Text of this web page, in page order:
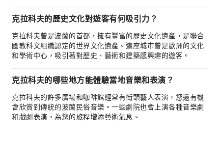
克拉科夫的歷史文化對遊客有何吸引力？
克拉科夫曾是波蘭的首都，擁有豐富的歷史文化遺產，是聯合
國教科文組織認定的世界文化遺產。這座城市曾是歐洲的文化
和學術中心，吸引著對歷史、藝術和建築感興趣的遊客。
克拉科夫的哪些地方能體驗當地音樂和表演？
克拉科夫的許多廣場和咖啡館經常有街頭藝人表演，您還有機
會欣賞到傳統的波蘭民俗音樂。一些劇院也會上演各種音樂劇
和戲劇表演，為您的旅程增添藝術氣息。